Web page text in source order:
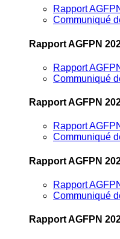
Rapport
Communiqué
Rapport AGFPN
Rapport
Communiqué
Rapport AGFPN
Rapport
Communiqué
Rapport AGFPN
Rapport
Communiqué
Rapport AGFPN